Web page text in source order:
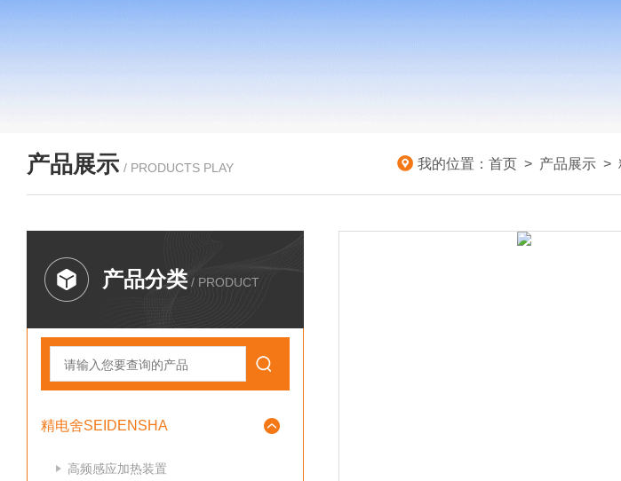
产品展示 / PRODUCTS PLAY 我的位置： 首页 > 产品展示 >
产品分类 / PRODUCT
精电舍SEIDENSHA
高频感应加热装置